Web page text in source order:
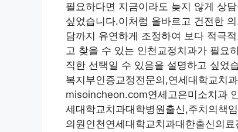
필요하다면 지금이라도 늦지 않게 상
싶었습니다.이처럼 올바르고 건전한
담까지 유연하게 조정하여 보다 적극
고 찾을 수 있는 인천교정치과가 필요
직한 선택일 수 있음을 설명하고 싶었
복지부인증교정전문의,연세대학교치
misoincheon.com연세고은미소치과
세대학교치과대학병원출신,주치의책
의원인천연세대학교치과대한출신의